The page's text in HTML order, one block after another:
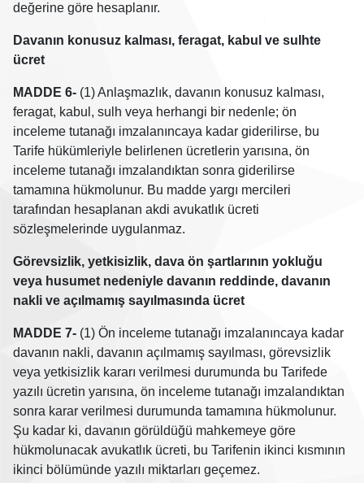
değerine göre hesaplanır.
Davanın konusuz kalması, feragat, kabul ve sulhte
ücret
MADDE 6-(1) Anlaşmazlık, davanın konusuz kalması,
feragat, kabul, sulh veya herhangi bir nedenle; ön
inceleme tutanağı imzalanıncaya kadar giderilirse, bu
Tarife hükümleriyle belirlenen ücretlerin yarısına, ön
inceleme tutanağı imzalandıktan sonra giderilirse
tamamına hükmolunur. Bu madde yargı mercileri
tarafından hesaplanan akdi avukatlık ücreti
sözleşmelerinde uygulanmaz.
Görevsizlik, yetkisizlik, dava ön şartlarının yokluğu
veya husumet nedeniyle davanın reddinde, davanın
nakli ve açılmamış sayılmasında ücret
MADDE 7-(1) Ön inceleme tutanağı imzalanıncaya kadar
davanın nakli, davanın açılmamış sayılması, görevsizlik
veya yetkisizlik kararı verilmesi durumunda bu Tarifede
yazılı ücretin yarısına, ön inceleme tutanağı imzalandıktan
sonra karar verilmesi durumunda tamamına hükmolunur.
Şu kadar ki, davanın görüldüğü mahkemeye göre
hükmolunacak avukatlık ücreti, bu Tarifenin ikinci kısmının
ikinci bölümünde yazılı miktarları geçemez.